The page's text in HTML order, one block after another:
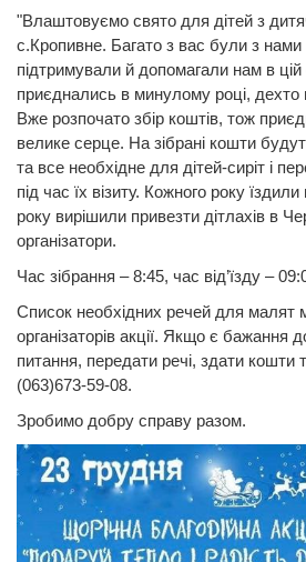
"Влаштовуємо свято для дітей з
с.Кропивне. Багато з вас були з нами
підтримували й допомагали нам в цій
приєднались в минулому році,
Вже розпочато збір коштів, тож
велике серце. На зібрані кошти
та все необхідне для дітей-сиріт і
під час їх візиту. Кожного року
року вирішили привезти дітлахів в
організатори.
Час зібрання – 8:45, час від’їзду –
Список необхідних речей для малят
організаторів акції. Якщо є бажання
питання, передати речі, здати кошти
(063)673-59-08.
Зробимо добру справу разом.